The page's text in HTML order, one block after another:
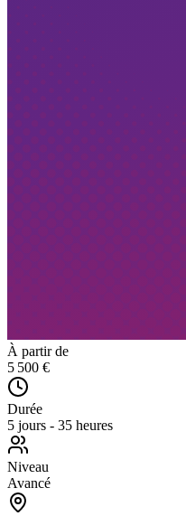
À partir de
5 500 €
Durée
5 jours - 35 heures
Niveau
Avancé